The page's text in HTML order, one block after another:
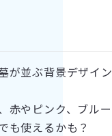
が並ぶ背景デザイン
赤やピンク、ブルー
も使えるかも？